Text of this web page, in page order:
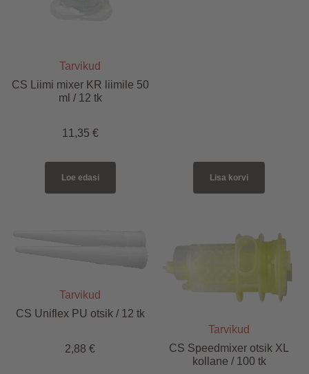
Tarvikud
CS Liimi mixer KR liimile 50
ml / 12 tk
11,35 €
Loe edasi Lisa korvi
Tarvikud
CS Uniflex PU otsik / 12 tk
2,88 €
Tarvikud
CS Speedmixer otsik XL
kollane / 100 tk